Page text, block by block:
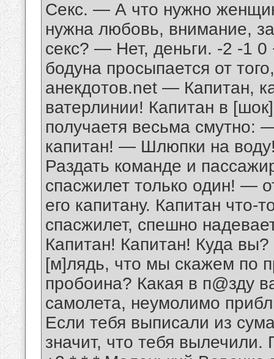
Секс. — А что нужно
нужна любовь, внимание,
ceкc? — Нет, деньги. -2 -1 0
бодуна просыпается от
анeкдoтoв.net — Капитан,
ватерлинии! Капитан в
получаетя весьма
капитан! — Шлюпки на
Раздать команде и
спасжилет только один! —
его капитану. Капитан что-
спасжилет, спешно
Капитан! Капитан! Куда
[м]лядь, что мы скажем по
пробоина? Какая в п@зду
самолета, неумолимо
Если тебя выписали из
значит, что тебя